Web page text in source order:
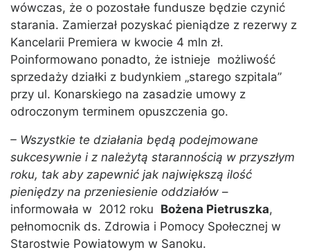
wówczas, że o pozostałe fundusze będzie czynić
starania. Zamierzał pozyskać pieniądze z rezerwy z
Kancelarii Premiera w kwocie 4 mln zł.
Poinformowano ponadto, że istnieje możliwość
sprzedaży działki z budynkiem „starego szpitala”
przy ul. Konarskiego na zasadzie umowy z
odroczonym terminem opuszczenia go.
– Wszystkie te działania będą podejmowane
sukcesywnie i z należytą starannością w przyszłym
roku, tak aby zapewnić jak największą ilość
pieniędzy na przeniesienie oddziałów –
informowała w 2012 roku Bożena Pietruszka,
pełnomocnik ds. Zdrowia i Pomocy Społecznej w
Starostwie Powiatowym w Sanoku.